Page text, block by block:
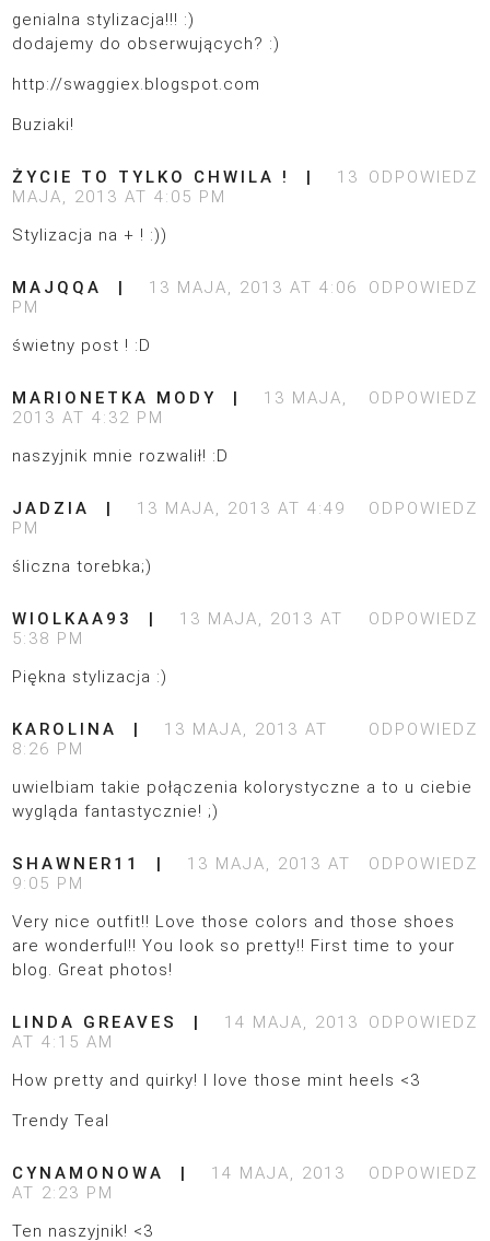
genialna stylizacja!!! :)
dodajemy do obserwujących? :)
http://swaggiex.blogspot.com
Buziaki!
ODPOWIEDZ
ŻYCIE TO TYLKO CHWILA !
13
MAJA, 2013 AT 4:05 PM
Stylizacja na + ! :))
ODPOWIEDZ
MAJQQA
13 MAJA, 2013 AT 4:06
PM
świetny post ! :D
ODPOWIEDZ
MARIONETKA MODY
13 MAJA,
2013 AT 4:32 PM
naszyjnik mnie rozwalił! :D
ODPOWIEDZ
JADZIA
13 MAJA, 2013 AT 4:49
PM
śliczna torebka;)
ODPOWIEDZ
WIOLKAA93
13 MAJA, 2013 AT
5:38 PM
Piękna stylizacja :)
ODPOWIEDZ
KAROLINA
13 MAJA, 2013 AT
8:26 PM
uwielbiam takie połączenia kolorystyczne a to u ciebie
wygląda fantastycznie! ;)
ODPOWIEDZ
SHAWNER11
13 MAJA, 2013 AT
9:05 PM
Very nice outfit!! Love those colors and those shoes
are wonderful!! You look so pretty!! First time to your
blog. Great photos!
ODPOWIEDZ
LINDA GREAVES
14 MAJA, 2013
AT 4:15 AM
How pretty and quirky! I love those mint heels <3
Trendy Teal
ODPOWIEDZ
CYNAMONOWA
14 MAJA, 2013
AT 2:23 PM
Ten naszyjnik! <3